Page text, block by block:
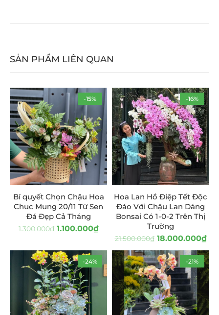
SẢN PHẨM LIÊN QUAN
-15%
Bí quyết Chọn Chậu Hoa
Chuc Mung 20/11 Từ Sen
Đá Đẹp Cả Tháng
1.300.000₫ 1.100.000₫
-16%
Hoa Lan Hồ Điệp Tết Độc
Đáo Với Chậu Lan Dáng
Bonsai Có 1-0-2 Trên Thị
Trường
21.500.000₫ 18.000.000₫
-24% -21%